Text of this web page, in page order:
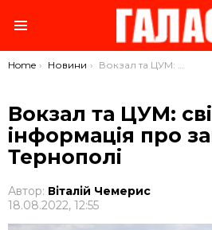
You are here:
Home Новини Вокзал та ЦУМ: свіжа інформація про замінування у Тернополі
Вокзал та ЦУМ:
інформація про
Тернополі
Автор: Віталій Чемерис
18.08.2022, 12:55